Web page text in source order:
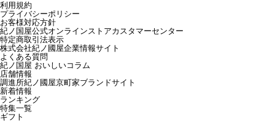
利用規約
プライバシーポリシー
お客様対応方針
紀ノ国屋公式オンラインストアカスタマーセンター
特定商取引法表示
株式会社紀ノ國屋企業情報サイト
よくある質問
紀ノ国屋 おいしいコラム
店舗情報
調進所紀ノ國屋京町家ブランドサイト
新着情報
ランキング
特集一覧
ギフト